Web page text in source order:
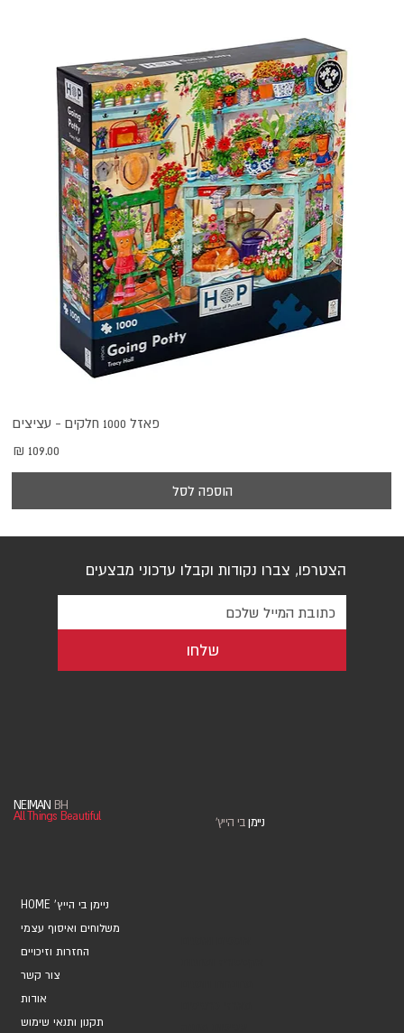
פאזל 1000 חלקים - עציצים
מחיר
הוספה לסל
HOME 'ניימן בי הייץ
משלוחים ואיסוף עצמי
החזרות וזיכויים
צור קשר
אודות
תקנון ותנאי שימוש
הצטרפו, צברו נקודות וקבלו עדכוני מבצעים
שלחו
NEIMAN BH
All Things Beautiful
' ניימן בי הייץ